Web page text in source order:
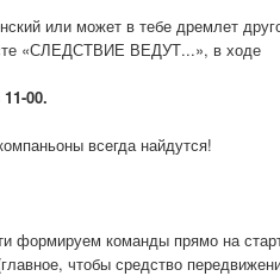
или может в тебе дремлет
«СЛЕДСТВИЕ ВЕДУТ...», в ходе
00.
всегда найдутся!
формируем команды прямо на
чтобы средство